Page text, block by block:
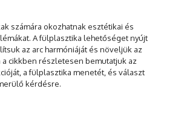
számára okozhatnak esztétikai és
A fülplasztika lehetőséget nyújt
az arc harmóniáját és növeljük az
a cikkben részletesen bemutatjuk az
a fülplasztika menetét, és választ
kérdésre.